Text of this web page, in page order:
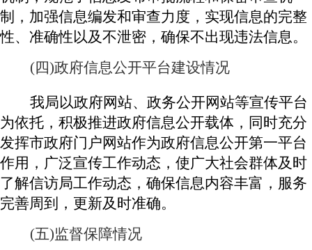
制，加强信息编发和审查力度，实现信息的完整
性、准确性以及不泄密，确保不出现违法信息。
(四)政府信息公开平台建设情况
我局以政府网站、政务公开网站等宣传平台
为依托，积极推进政府信息公开载体，同时充分
发挥市政府门户网站作为政府信息公开第一平台
作用，广泛宣传工作动态，使广大社会群体及时
了解信访局工作动态，确保信息内容丰富，服务
完善周到，更新及时准确。
(五)监督保障情况